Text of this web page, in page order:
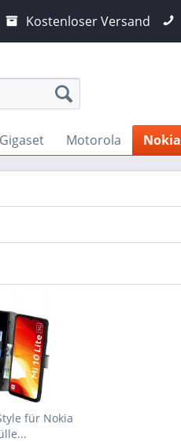
Kostenloser Versand
Gigaset Motorola Nokia
für Nokia